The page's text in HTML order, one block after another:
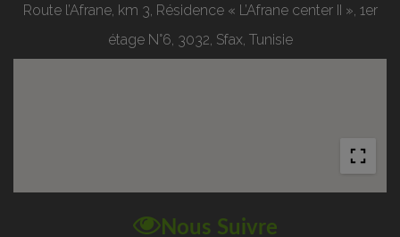
Route l’Afrane, km 3, Résidence « L’Afrane center II », 1er
étage N°6, 3032, Sfax, Tunisie
Nous Suivre